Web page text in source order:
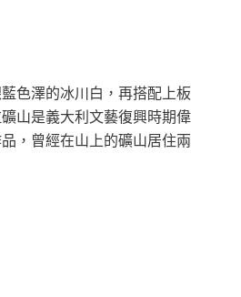
色澤的冰川白，再搭配上板
山是義大利文藝復興時期偉
，曾經在山上的礦山居住兩